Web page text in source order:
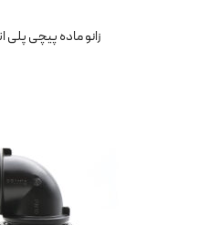
زانو ماده پیچی پلی